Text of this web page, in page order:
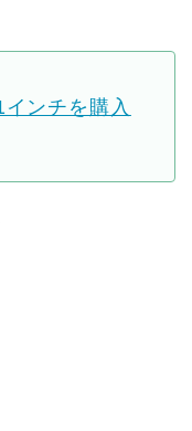
ンチを購入